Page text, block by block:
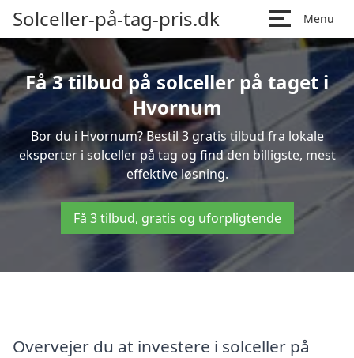
Solceller-på-tag-pris.dk Menu
Få 3 tilbud på solceller på taget i
Hvornum
Bor du i Hvornum? Bestil 3 gratis tilbud fra lokale
eksperter i solceller på tag og find den billigste, mest
effektive løsning.
Få 3 tilbud, gratis og uforpligtende
Overvejer du at investere i solceller på